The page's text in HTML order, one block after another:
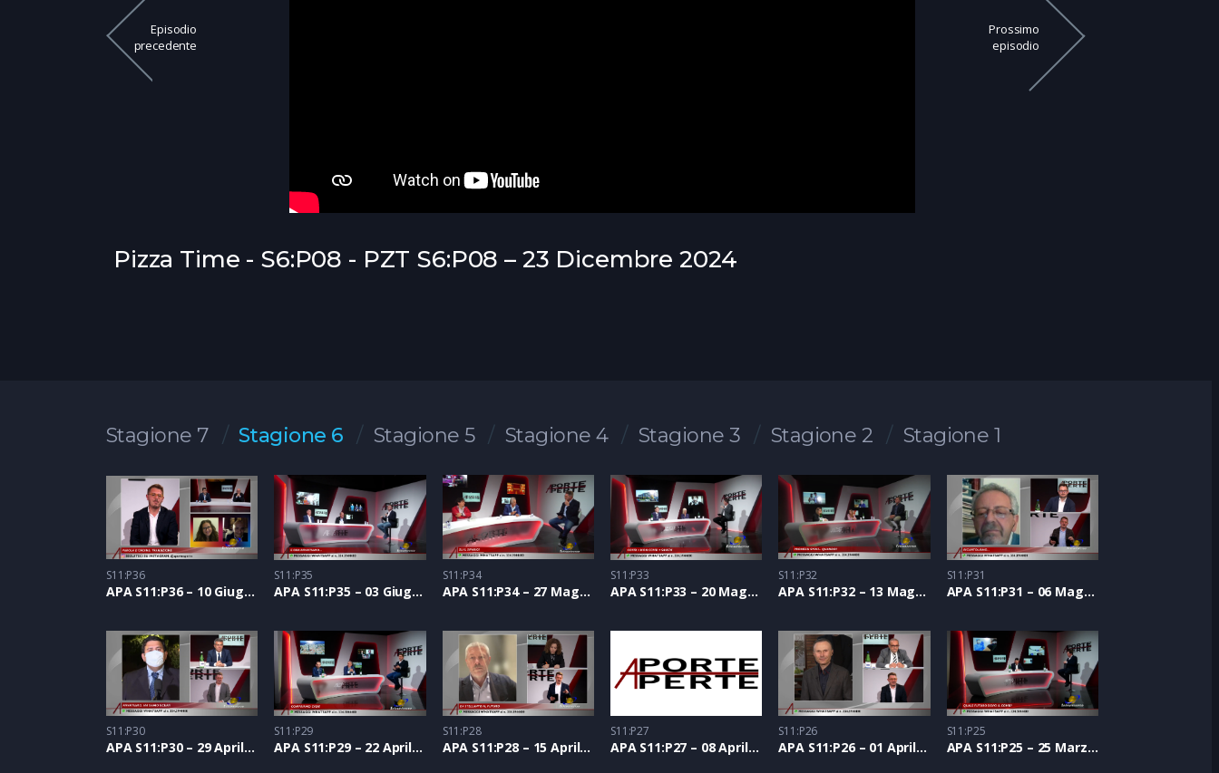
Episodio
precedente
Prossimo
episodio
Pizza Time - S6:P08 - PZT S6:P08 – 23 Dicembre 2024
Stagione 7 Stagione 6 Stagione 5 Stagione 4 Stagione 3 Stagione 2 Stagione 1
S11:P36
APA S11:P36 – 10 Giugno 2021
S11:P35
APA S11:P35 – 03 Giugno 2021
S11:P34
APA S11:P34 – 27 Maggio 2021
S11:P33
APA S11:P33 – 20 Maggio 2021
S11:P32
APA S11:P32 – 13 Maggio 2021
S11:P31
APA S11:P31 – 06 Maggio 2021
S11:P30
APA S11:P30 – 29 Aprile 2021
S11:P29
APA S11:P29 – 22 Aprile 2021
S11:P28
APA S11:P28 – 15 Aprile 2021
S11:P27
APA S11:P27 – 08 Aprile 2021
S11:P26
APA S11:P26 – 01 Aprile 2021
S11:P25
APA S11:P25 – 25 Marzo 2021